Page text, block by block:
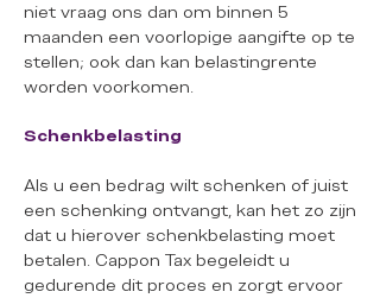
niet vraag ons dan om binnen 5
maanden een voorlopige aangifte op te
stellen; ook dan kan belastingrente
worden voorkomen.
Schenkbelasting
Als u een bedrag wilt schenken of juist
een schenking ontvangt, kan het zo zijn
dat u hierover schenkbelasting moet
betalen. Cappon Tax begeleidt u
gedurende dit proces en zorgt ervoor